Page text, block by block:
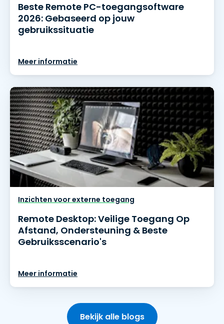
Beste Remote PC-toegangsoftware
2026: Gebaseerd op jouw
gebruikssituatie
Meer informatie
Inzichten voor externe toegang
Remote Desktop: Veilige Toegang Op
Afstand, Ondersteuning & Beste
Gebruiksscenario's
Meer informatie
Bekijk alle blogs